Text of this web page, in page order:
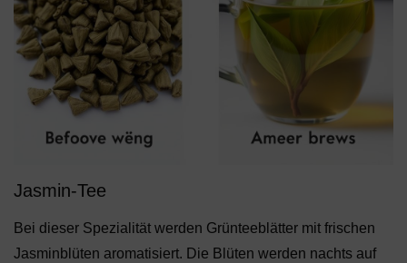
Jasmin-Tee
Bei dieser Spezialität werden Grünteeblätter mit frischen
Jasminblüten aromatisiert. Die Blüten werden nachts auf